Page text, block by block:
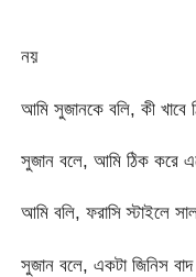
নয়
আমি সুজানকে বলি, কী খাবে
সুজান বলে, আমি ঠিক করে
আমি বলি, ফরাসি স্টাইলে
সুজান বলে, একটা জিনিস